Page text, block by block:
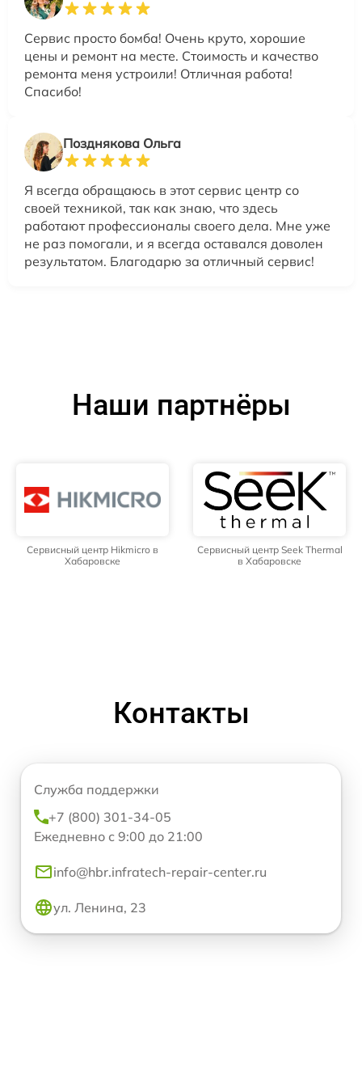
Сервис просто бомба! Очень круто, хорошие
цены и ремонт на месте. Стоимость и качество
ремонта меня устроили! Отличная работа!
Спасибо!
Позднякова Ольга
Я всегда обращаюсь в этот сервис центр со
своей техникой, так как знаю, что здесь
работают профессионалы своего дела. Мне уже
не раз помогали, и я всегда оставался доволен
результатом. Благодарю за отличный сервис!
Наши партнёры
Сервисный центр Hikmicro в
Хабаровске
Сервисный центр Seek Thermal
в Хабаровске
Контакты
Служба поддержки
+7 (800) 301-34-05
Ежедневно с 9:00 до 21:00
info@hbr.infratech-repair-center.ru
ул. Ленина, 23